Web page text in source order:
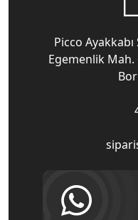
Picco
Egemenlik Mah.